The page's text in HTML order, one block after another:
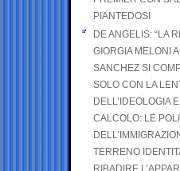
PIANTEDOSI
DE ANGELIS: “LA
GIORGIA MELONI
SANCHEZ SI
SOLO CON LA
DELL’IDEOLOGIA
CALCOLO: LE
TERRENO
RIBADIRE